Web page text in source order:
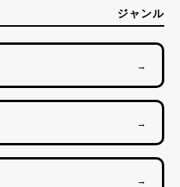
ジャンル
→
→
→